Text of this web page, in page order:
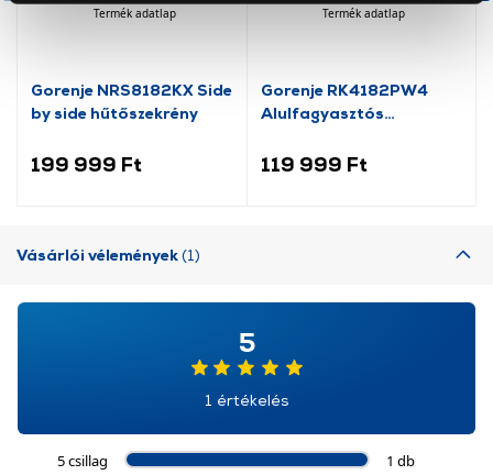
okat használ, melyeket az Ön gépén tárol a rendszer. A
használatával Ön elfogadja a cookie-k használatát.
További információk: ÁSZF Adatvédelem
Termék adatlap
Gorenje NRS8182KX Side
by side hűtőszekrény
199 999 Ft
Termék adatlap
Gorenje RK4182PW4
Alulfagyasztós
119 999 Ft
Vásárlói vélemények(1)
5
1 értékelés
5 csillag
1 db